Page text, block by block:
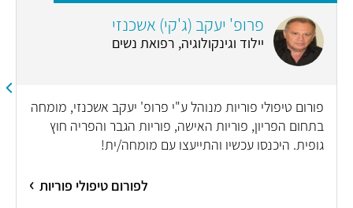
פרופ' יעקב (ג'קי) אשכנזי
יילוד וגינקולוגיה, רפואת נשים
פורום טיפולי פוריות מנוהל ע"י פרופ' יעקב אשכנזי, מומחה
בתחום הפריון, פוריות האישה, פוריות הגבר והפריה חוץ
גופית. היכנסו עכשיו והתייעצו עם מומחה/ית!
לפורום טיפולי פוריות